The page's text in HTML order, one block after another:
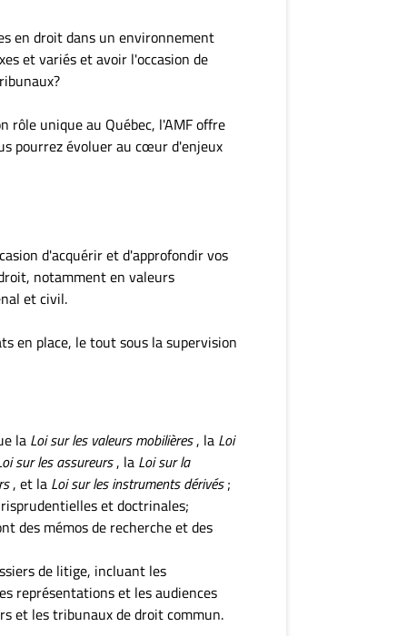
en droit dans un environnement
et variés et avoir l'occasion de
rôle unique au Québec, l'AMF offre
pourrez évoluer au cœur d'enjeux
d'acquérir et d'approfondir vos
notamment en valeurs
et civil.
en place, le tout sous la supervision
la Loi sur les valeurs mobilières, la Loi
sur les assureurs, la Loi sur la
, et la Loi sur les instruments dérivés;
et doctrinales;
des mémos de recherche et des
de litige, incluant les
représentations et les audiences
et les tribunaux de droit commun.